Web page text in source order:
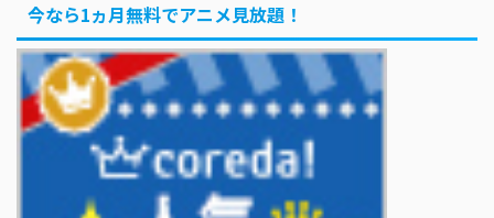
い」
巨人・坂本勇人が「1億円申告漏れ」 税務当局が指摘するも修正に応
じず
KOBAMETALが語る、ベビメタ主催フェスの見どころ
巨人・坂本勇人が「1億円申告漏れ」 税務当局が指摘するも修正に応
じず
「イケオジって言葉よくなくない？」 KAT-TUN上田竜也の問題提起
で議論に...「オジ」はいいのに「オバ」はNG？
巨人・坂本勇人が「1億円申告漏れ」 税務当局が指摘するも修正に応
Powered by livedoor 相互RSS
今なら1ヵ月無料でアニメ見放題！